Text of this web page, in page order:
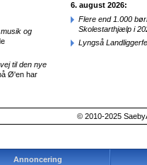
og
til den nye
Ø'en har
6. august 2026:
Flere end 1.000
Skolestarthjælp i
Lyngså
© 2010-2025
Annoncering